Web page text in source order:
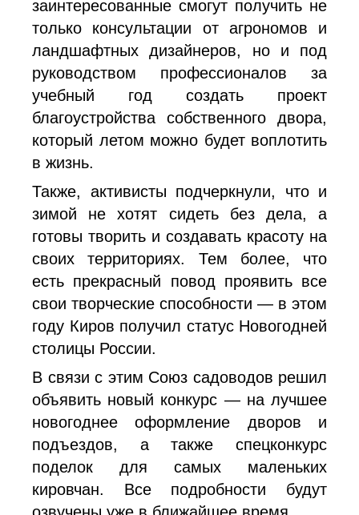
заинтересованные смогут получить не
только консультации от агрономов и
ландшафтных дизайнеров, но и под
руководством профессионалов за
учебный год создать проект
благоустройства собственного двора,
который летом можно будет воплотить
в жизнь.
Также, активисты подчеркнули, что и
зимой не хотят сидеть без дела, а
готовы творить и создавать красоту на
своих территориях. Тем более, что
есть прекрасный повод проявить все
свои творческие способности — в этом
году Киров получил статус Новогодней
столицы России.
В связи с этим Союз садоводов решил
объявить новый конкурс — на лучшее
новогоднее оформление дворов и
подъездов, а также спецконкурс
поделок для самых маленьких
кировчан. Все подробности будут